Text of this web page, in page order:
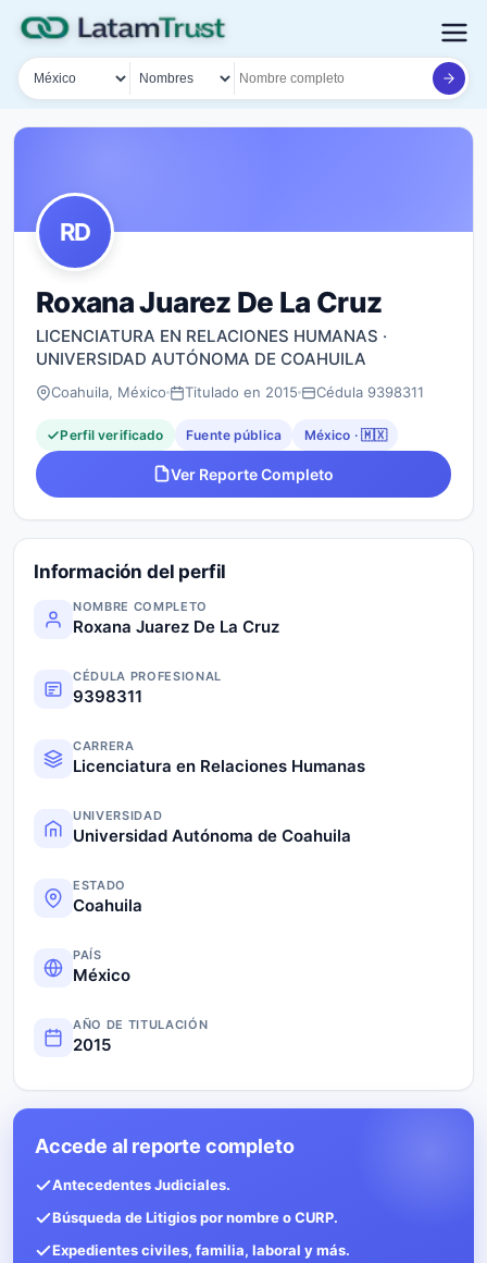
País
Tipo de búsqueda
Nombre o documento
RD
Roxana Juarez De La Cruz
LICENCIATURA EN RELACIONES HUMANAS ·
UNIVERSIDAD AUTÓNOMA DE COAHUILA
Coahuila, México Titulado en 2015 Cédula 9398311
Perfil verificado Fuente pública México · 🇲🇽
Ver Reporte Completo
Información del perfil
NOMBRE COMPLETO
Roxana Juarez De La Cruz
CÉDULA PROFESIONAL
9398311
CARRERA
Licenciatura en Relaciones Humanas
UNIVERSIDAD
Universidad Autónoma de Coahuila
ESTADO
Coahuila
PAÍS
México
AÑO DE TITULACIÓN
2015
Accede al reporte completo
Antecedentes Judiciales.
Búsqueda de Litigios por nombre o CURP.
Expedientes civiles, familia, laboral y más.